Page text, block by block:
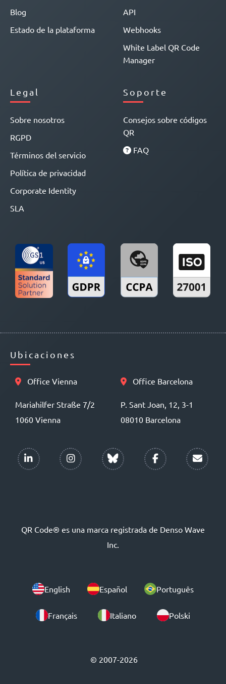
Blog
Estado de la plataforma
API
Webhooks
White Label QR Code
Manager
Legal
Sobre nosotros
RGPD
Términos del servicio
Política de privacidad
Corporate Identity
SLA
Soporte
Consejos sobre códigos
QR
FAQ
Ubicaciones
Office Vienna
Mariahilfer Straße 7/2
1060 Vienna
Office Barcelona
P. Sant Joan, 12, 3-1
08010 Barcelona
QR Code® es una marca registrada de Denso Wave
Inc.
English Español Português
Français Italiano Polski
© 2007-2026